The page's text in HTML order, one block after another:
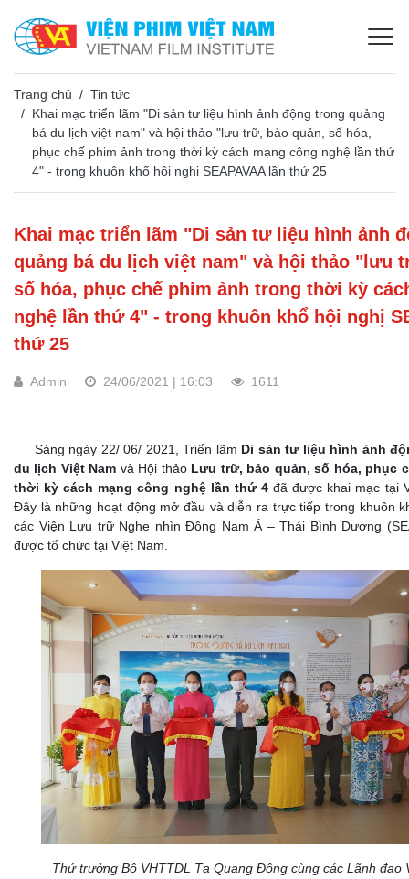
Trang chủ
Tin tức
Khai mạc triển lãm "Di sản tư liệu hình ảnh động trong quảng
bá du lịch việt nam" và hội thảo "lưu trữ, bảo quản, số hóa,
phục chế phim ảnh trong thời kỳ cách mạng công nghệ lần thứ
4" - trong khuôn khổ hội nghị SEAPAVAA lần thứ 25
Khai mạc triển lãm "Di sản tư liệu hình ảnh
quảng bá du lịch việt nam" và hội thảo "lưu
số hóa, phục chế phim ảnh trong thời kỳ
nghệ lần thứ 4" - trong khuôn khổ hội nghị
thứ 25
Admin 24/06/2021 | 16:03 1611
Sáng ngày 22/ 06/ 2021, Triển lãm Di sản tư liệu hình ảnh
du lịch Việt Nam và Hội thảo Lưu trữ, bảo quản, số hóa, phục
thời kỳ cách mạng công nghệ lần thứ 4đã được khai mạc tại
Đây là những hoạt động mở đầu và diễn ra trực tiếp trong khuôn
các Viện Lưu trữ Nghe nhìn Đông Nam Á – Thái Bình Dương
được tổ chức tại Việt Nam.
Thứ trưởng Bộ VHTTDL Tạ Quang Đông cùng các Lãnh đạo